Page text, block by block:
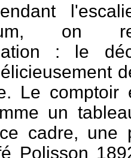
on
: le
Le comptoir
un
cadre, une
Polisson